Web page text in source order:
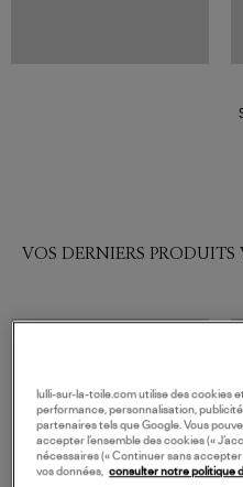
VOS DERNIERS PRODUITS
lulli-sur-la-toile.com utilise des cookies
performance, personnalisation,
partenaires tels que Google. Vous
accepter l’ensemble des cookies («
nécessaires (« Continuer sans accepter
vos données, consulter notre politique